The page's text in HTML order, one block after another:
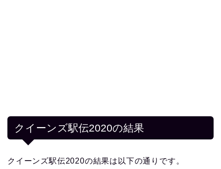
クイーンズ駅伝2020の結果
クイーンズ駅伝2020の結果は以下の通りです。